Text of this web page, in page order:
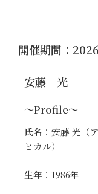
開催期間：
安藤 光
～Profile～
氏名 ：安藤 光（
ヒカル）
生年 ：1986年